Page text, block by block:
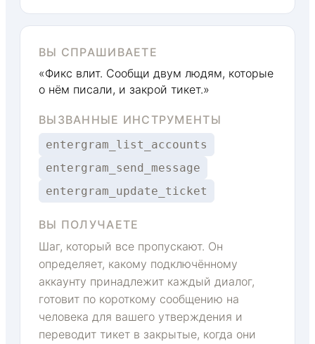
ВЫ СПРАШИВАЕТЕ
«Фикс влит. Сообщи двум людям, которые
о нём писали, и закрой тикет.»
ВЫЗВАННЫЕ ИНСТРУМЕНТЫ
entergram_list_accounts
entergram_send_message
entergram_update_ticket
ВЫ ПОЛУЧАЕТЕ
Шаг, который все пропускают. Он
определяет, какому подключённому
аккаунту принадлежит каждый диалог,
готовит по короткому сообщению на
человека для вашего утверждения и
переводит тикет в закрытые, когда они